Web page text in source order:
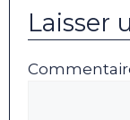
Laisser